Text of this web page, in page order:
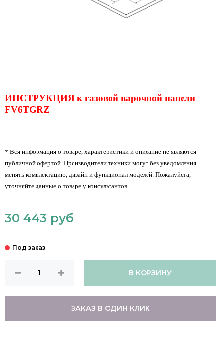
ИНСТРУКЦИЯ к газовой варочной панели
FV6TGRZ
* Вся информация о товаре, характеристики и описание не являются
публичной офертой. Производители техники могут без уведомления
менять комплектацию, дизайн и функционал моделей. Пожалуйста,
уточняйте данные о товаре у консультантов.
30 443 руб
В КОРЗИНУ
ЗАКАЗ В ОДИН КЛИК